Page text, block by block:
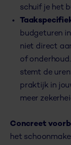
schuif je het
budgeturen
niet direct
of
stemt de
praktijk in
meer
Concreet
het